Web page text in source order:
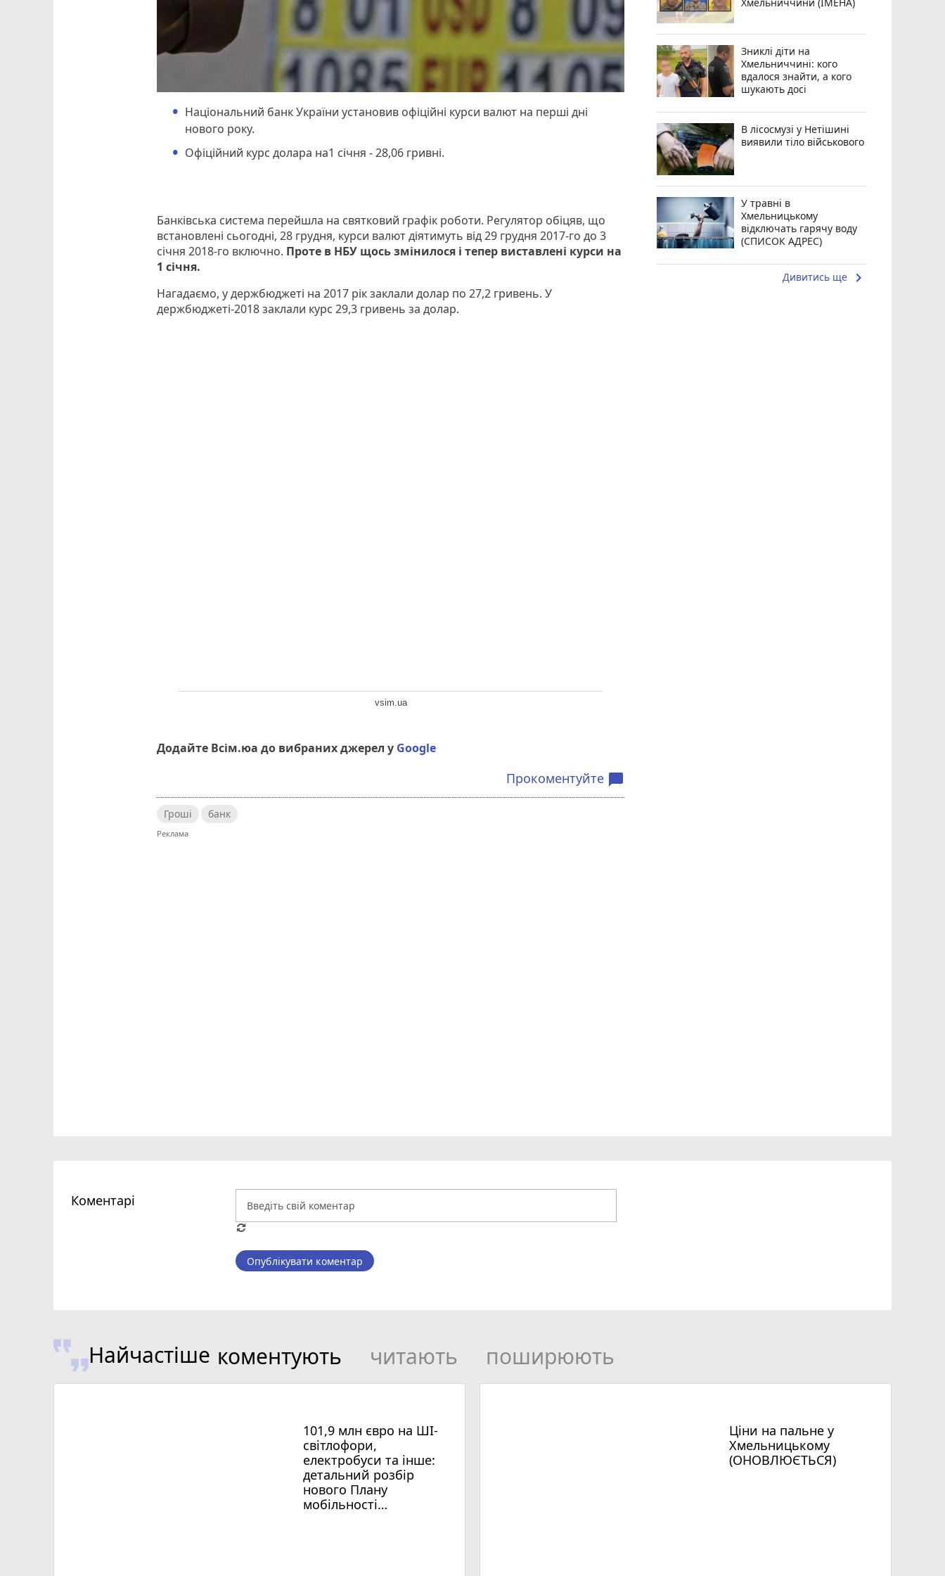
Національний банк України установив офіційні курси валют на перші дні
нового року.
Офіційний курс долара на1 січня - 28,06 гривні.
Банківська система перейшла на святковий графік роботи. Регулятор обіцяв, що
встановлені сьогодні, 28 грудня, курси валют діятимуть від 29 грудня 2017-го до 3
січня 2018-го включно. Проте в НБУ щось змінилося і тепер виставлені курси на
1 січня.
Нагадаємо, у держбюджеті на 2017 рік заклали долар по 27,2 гривень. У
держбюджеті-2018 заклали курс 29,3 гривень за долар.
vsim.ua
Додайте Всім.юа до вибраних джерел у Google
Прокоментуйте chat_bubble
Гроші банк
Зниклі діти на
Хмельниччині: кого
вдалося знайти, а кого
шукають досі
В лісосмузі у Нетішині
виявили тіло військового
У травні в
Хмельницькому
відключать гарячу воду
(СПИСОК АДРЕС)
Дивитись ще keyboard_arrow_right
Коментарі
Опублікувати коментар
Найчастіше коментують читають поширюють
101,9 млн євро на ШІ-
світлофори,
електробуси та інше:
детальний розбір
нового Плану
мобільності
Ціни на пальне у
Хмельницькому
(ОНОВЛЮЄТЬСЯ)